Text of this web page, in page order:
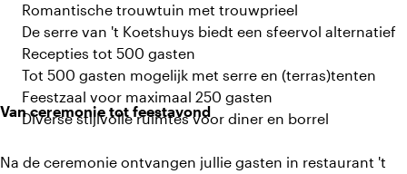
Romantische trouwtuin met trouwprieel
De serre van 't Koetshuys biedt een sfeervol alternatief
Recepties tot 500 gasten
Tot 500 gasten mogelijk met serre en (terras)tenten
Feestzaal voor maximaal 250 gasten
Diverse stijlvolle ruimtes voor diner en borrel
Van ceremonie tot feestavond
Na de ceremonie ontvangen jullie gasten in restaurant 't